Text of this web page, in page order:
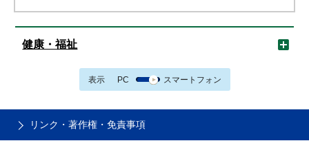
健康・福祉
表示 PC スマートフォン
リンク・著作権・免責事項